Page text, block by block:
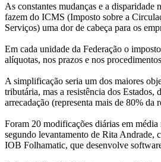
As constantes mudanças e a disparidade
fazem do ICMS (Imposto sobre a
Serviços) uma dor de cabeça para os
Em cada unidade da Federação o
alíquotas, nos prazos e nos
A simplificação seria um dos maiores
tributária, mas a resistência dos Estados,
arrecadação (representa mais de 80% da
Foram 20 modificações diárias em média
segundo levantamento de Rita Andrade,
IOB Folhamatic, que desenvolve